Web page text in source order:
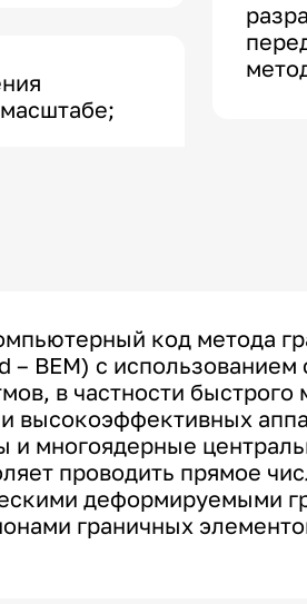
код метода
– BEM) с
в частности быстрого
высокоэффективных
и многоядерные
проводить прямое
деформируемыми
граничных